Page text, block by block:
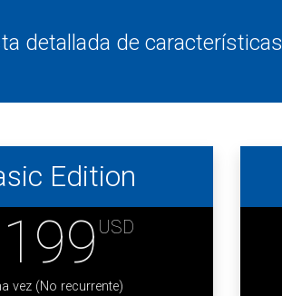
detallada de características
Edition
199 USD
vez (No recurrente)